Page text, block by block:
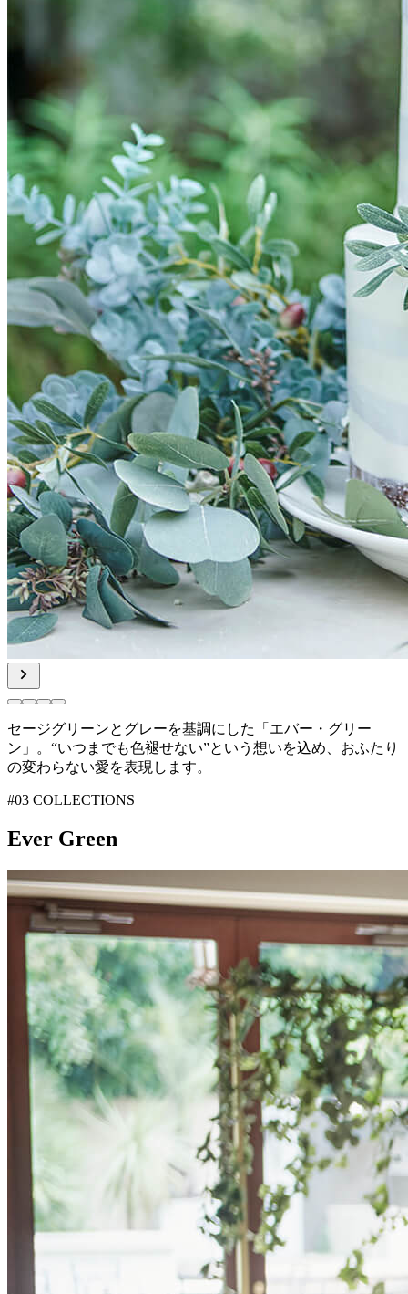
セージグリーンとグレーを基調にした「エバー・グリー
ン」。 “いつまでも色褪せない”という想いを込め、 おふたり
の変わらない愛を表現します。
#03 COLLECTIONS
Ever Green